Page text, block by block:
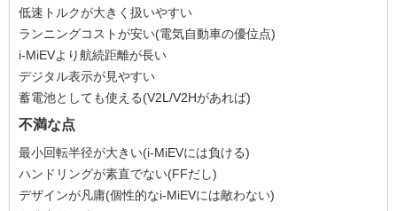
低速トルクが大きく扱いやすい
ランニングコストが安い(電気自動車の優位点)
i-MiEVより航続距離が長い
デジタル表示が見やすい
蓄電池としても使える(V2L/V2Hがあれば)
不満な点
最小回転半径が大きい(i-MiEVには負ける)
ハンドリングが素直でない(FFだし)
デザインが凡庸(個性的なi-MiEVには敵わない)